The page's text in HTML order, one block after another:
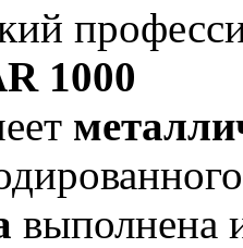
1000
выполнена